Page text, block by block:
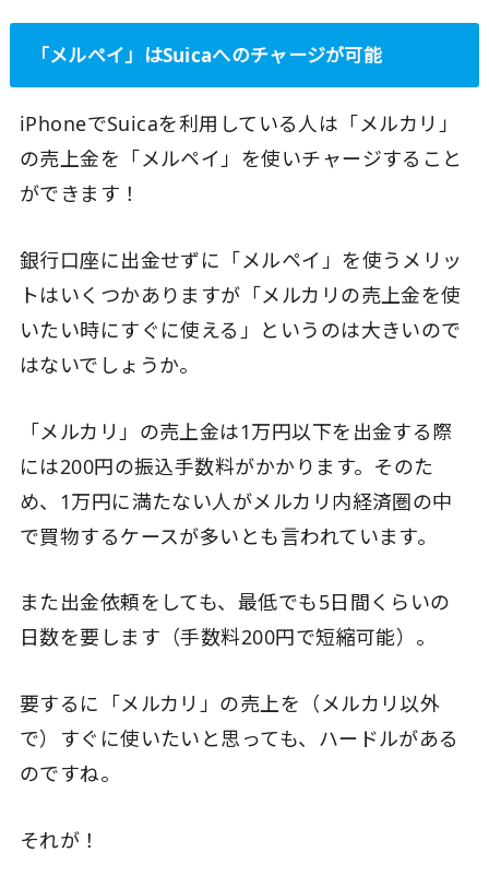
「メルペイ」はSuicaへのチャージが可能
iPhoneでSuicaを利用している人は「メルカリ」
の売上金を「メルペイ」を使いチャージすること
ができます！
銀行口座に出金せずに「メルペイ」を使うメリッ
トはいくつかありますが「メルカリの売上金を使
いたい時にすぐに使える」というのは大きいので
はないでしょうか。
「メルカリ」の売上金は1万円以下を出金する際
には200円の振込手数料がかかります。そのた
め、1万円に満たない人がメルカリ内経済圏の中
で買物するケースが多いとも言われています。
また出金依頼をしても、最低でも5日間くらいの
日数を要します（手数料200円で短縮可能）。
要するに「メルカリ」の売上を（メルカリ以外
で）すぐに使いたいと思っても、ハードルがある
のですね。
それが！